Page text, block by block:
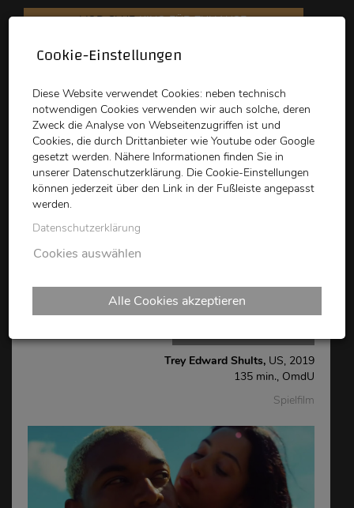
VOD CLUBKINO FÜR ZUHAUSE
schikaneder
Top Kino
schikaneder CLUB
Trey Edward Shults, US, 2019
135 min., OmdU
Spielfilm
Cookie-Einstellungen
Diese Website verwendet Cookies: neben technisch
notwendigen Cookies verwenden wir auch solche, deren
Zweck die Analyse von Webseitenzugriffen ist und
Cookies, die durch Drittanbieter wie Youtube oder Google
gesetzt werden. Nähere Informationen finden Sie in
unserer Datenschutzerklärung. Die Cookie-Einstellungen
können jederzeit über den Link in der Fußleiste angepasst
werden.
Datenschutzerklärung
Cookies auswählen
Alle Cookies akzeptieren